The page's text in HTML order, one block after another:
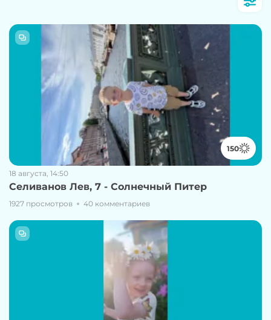
150
18 августа, 14:50
Селиванов Лев, 7 - Солнечный Питер
1927 просмотров 40 комментариев